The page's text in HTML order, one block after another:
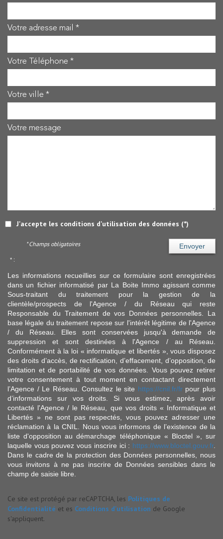
Votre adresse mail *
Votre Téléphone *
Votre ville *
Votre message
J'accepte les conditions d'utilisation des données (*)
Envoyer
* Champs obligatoires
* :
Les informations recueillies sur ce formulaire sont enregistrées
dans un fichier informatisé par La Boite Immo agissant comme
Sous-traitant du traitement pour la gestion de la
clientèle/prospects de l'Agence / du Réseau qui reste
Responsable du Traitement de vos Données personnelles. La
base légale du traitement repose sur l'intérêt légitime de l'Agence
/ du Réseau. Elles sont conservées jusqu'à demande de
suppression et sont destinées à l'Agence / au Réseau.
Conformément à la loi « informatique et libertés », vous disposez
des droits d’accès, de rectification, d’effacement, d’opposition, de
limitation et de portabilité de vos données. Vous pouvez retirer
votre consentement à tout moment en contactant directement
l’Agence / Le Réseau. Consultez le site https://cnil.fr/frpour plus
d’informations sur vos droits. Si vous estimez, après avoir
contacté l'Agence / le Réseau, que vos droits « Informatique et
Libertés » ne sont pas respectés, vous pouvez adresser une
réclamation à la CNIL. Nous vous informons de l’existence de la
liste d'opposition au démarchage téléphonique « Bloctel », sur
laquelle vous pouvez vous inscrire ici : https://www.bloctel.gouv.fr.
Dans le cadre de la protection des Données personnelles, nous
vous invitons à ne pas inscrire de Données sensibles dans le
champ de saisie libre.
Ce site est protégé par reCAPTCHA, les Politiques de
Confidentialité et es Conditions d'utilisation de Google
s'appliquent.